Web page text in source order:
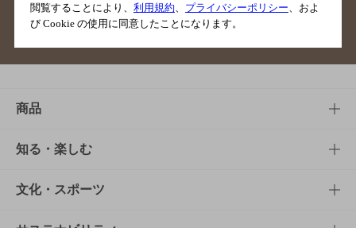
ご意見・ご感想
商品
商品TOP
商品一覧
知る・楽しむ
知る・楽しむTOP
文化・スポーツ
閲覧することにより、 利用規約 プライバシーポリシー 、およ
び Cookie の使用に同意したことになります。